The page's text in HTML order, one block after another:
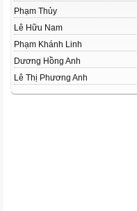
Phạm Thủy
Lê Hữu Nam
Phạm Khánh Linh
Dương Hồng Anh
Lê Thị Phương Anh